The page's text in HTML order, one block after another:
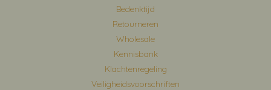
Bedenktijd
Retourneren
Wholesale
Kennisbank
Klachtenregeling
Veiligheidsvoorschriften